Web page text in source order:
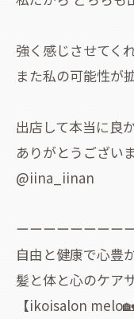
強く感じさせてく
また私の可能性が
出店して本当に良
ありがとうござい
@iina_iinan
ーーーーーーーー
自由と健康で心豊
髪と体と心のケア
【ikoisalon melo🏡